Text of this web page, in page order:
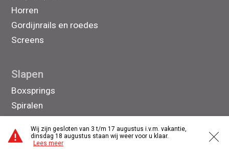
Wij zijn gesloten van 3 t/m 17 augustus i.v.m. vakantie,
dinsdag 18 augustus staan wij weer voor u klaar.
Lees meer
Horren
Gordijnrails en roedes
Screens
Slapen
Boxsprings
Spiralen
Matrassen